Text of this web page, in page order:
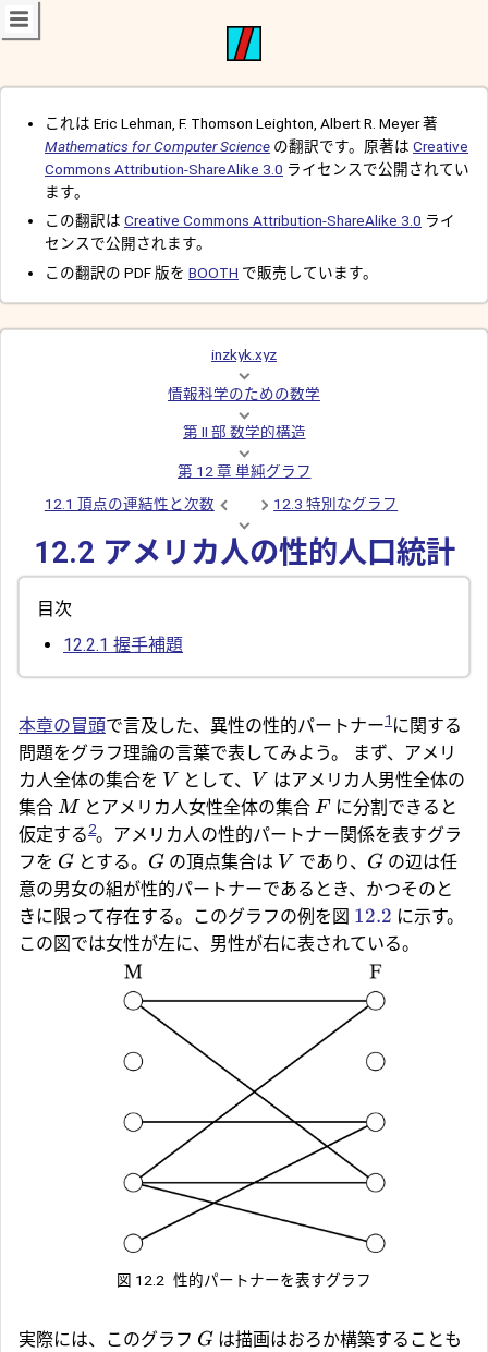
これは Eric Lehman, F. Thomson Leighton, Albert R. Meyer 著
Mathematics for Computer Science の翻訳です。原著は Creative
Commons Attribution-ShareAlike 3.0 ライセンスで公開されてい
ます。
この翻訳は Creative Commons Attribution-ShareAlike 3.0 ライ
センスで公開されます。
この翻訳の PDF 版を BOOTH で販売しています。
inzkyk.xyz
情報科学のための数学
第 II 部 数学的構造
第 12 章 単純グラフ
12.1 頂点の連結性と次数
12.3 特別なグラフ
12.2 アメリカ人の性的人口統計
目次
12.2.1 握手補題
本章の冒頭で言及した、異性の性的パートナー1 に関する
問題をグラフ理論の言葉で表してみよう。 まず、アメリ
カ人全体の集合を V として、 V はアメリカ人男性全体の
集合 M とアメリカ人女性全体の集合F に分割できると
仮定する2。アメリカ人の性的パートナー関係を表すグラ
フを G とする。 G の頂点集合は V であり、 G の辺は任
意の男女の組が性的パートナーであるとき、かつそのと
きに限って存在する。このグラフの例を図 12.2 に示す。
この図では女性が左に、男性が右に表されている。
図 12.2 性的パートナーを表すグラフ
実際には、このグラフ G は描画はおろか構築することも